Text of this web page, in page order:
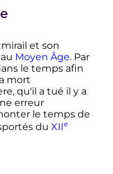
et son
Moyen Âge. Par
le temps afin
mort
qu'il a tué il y a
erreur
le temps de
du XIIe